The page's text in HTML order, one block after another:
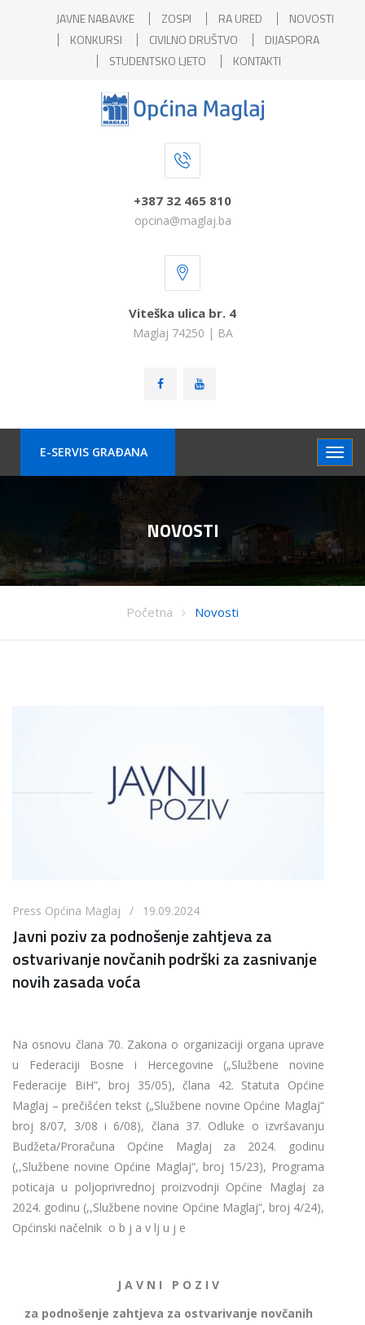
JAVNE NABAVKE ZOSPI RA URED
NOVOSTI
KONKURSI
CIVILNO DRUŠTVO
DIJASPORA
STUDENTSKO LJETO
KONTAKTI
+387 32 465 810
opcina@maglaj.ba
Viteška ulica br. 4
Maglaj 74250 | BA
E-SERVIS GRAÐANA
NOVOSTI
Početna Novosti
Press Općina Maglaj / 19.09.2024
Javni poziv za podnošenje zahtjeva za
ostvarivanje novčanih podrški za zasnivanje
novih zasada voća
Na osnovu člana 70. Zakona o organizaciji organa uprave
u Federaciji Bosne i Hercegovine („Službene novine
Federacije BiH“, broj 35/05), člana 42. Statuta Općine
Maglaj – prečišćen tekst („Službene novine Općine Maglaj“
broj 8/07, 3/08 i 6/08), člana 37. Odluke o izvršavanju
Budžeta/Proračuna Općine Maglaj za 2024. godinu
(,,Službene novine Općine Maglaj“, broj 15/23), Programa
poticaja u poljoprivrednoj proizvodnji Općine Maglaj za
2024. godinu (,,Službene novine Općine Maglaj“, broj 4/24),
Općinski načelnik o b j a v lj u j e
J A V N I P O Z I V
za podnošenje zahtjeva za ostvarivanje novčanih